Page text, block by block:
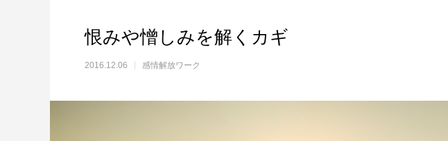
恨みや憎しみを解くカギ
2016.12.06 感情解放ワーク